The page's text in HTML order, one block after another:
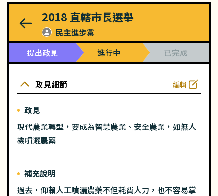
2018 直轄市長選舉
民主進步黨
提出政見
進行中 已完成
政見細節 編輯
政見
現代農業轉型，要成為智慧農業、安全農業，如無人
機噴灑農藥
補充說明
過去，仰賴人工噴灑農藥不但耗費人力，也不容易掌